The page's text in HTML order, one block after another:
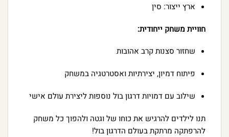
ארץ ייצור: סין
חוויית משחק ייחודית:
שחזור סצנות קרב אהובות
פיתוח דמיון, יצירתיות ואסטרטגיה במשחק
שילוב עם דמויות דרגון בול נוספות ליצירת עולם אישי
תנו לילדים להרגיש את כוחו של וגטה ולהפוך כל משחק
להרפתקה מרתקת בעולם הדרגון בול!